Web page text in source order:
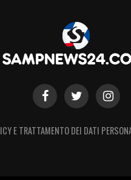
E TRATTAMENTO DEI DATI